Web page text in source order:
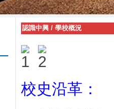
認識中興 / 學校概況
校史沿革：